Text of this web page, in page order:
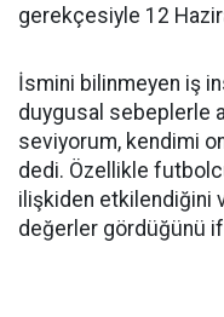
gerekçesiyle 12
İsmini bilinmeyen iş
duygusal sebeplerle
seviyorum, kendimi
dedi. Özellikle
ilişkiden etkilendiğini
değerler gördüğünü